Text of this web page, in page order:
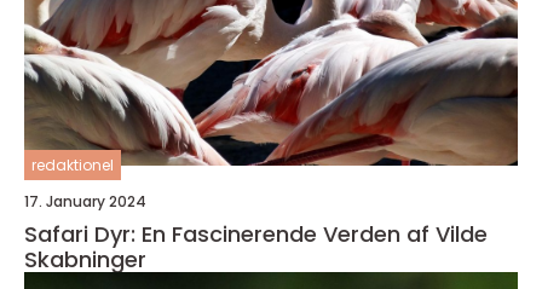
redaktionel
17. January 2024
Safari Dyr: En Fascinerende Verden af Vilde
Skabninger